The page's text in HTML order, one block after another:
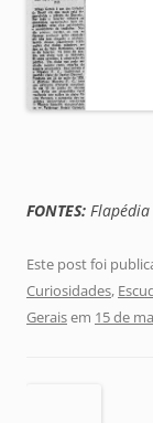
FONTES:
Este post foi
Curiosidades,
Geraisem 15 de